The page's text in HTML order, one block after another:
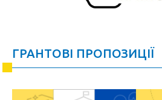
ГРАНТОВІ ПРОПОЗИЦІЇ